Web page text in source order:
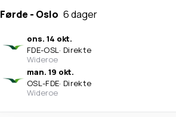
Førde - Oslo 6 dager
ons. 14 okt.
FDE-OSL· Direkte
Wideroe
man. 19 okt.
OSL-FDE· Direkte
Wideroe